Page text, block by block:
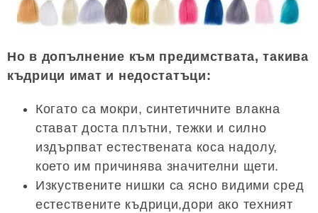
Но в допълнение към предимствата, такива
къдрици имат и недостатъци:
Когато са мокри, синтетичните влакна
стават доста плътни, тежки и силно
издърпват естествената коса надолу,
което им причинява значителни щети.
Изкуствените нишки са ясно видими сред
естествените къдрици,дори ако техният